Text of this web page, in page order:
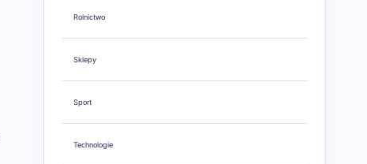
Rolnictwo
Sklepy
Sport
Technologie